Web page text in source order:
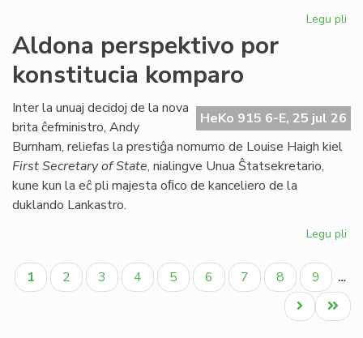
Legu pli
de
Aldona perspektivo por
konstitucia komparo
HeKo 915 6-E, 25 jul 26
Inter la unuaj decidoj de la nova
brita ĉefministro, Andy
Burnham, reliefas la prestiĝa nomumo de Louise Haigh kiel
First Secretary of State, nialingve Unua Ŝtatsekretario,
kune kun la eĉ pli majesta oﬁco de kanceliero de la
duklando Lankastro.
Legu pli
Pagination
Aktuala
paĝo
1 Paĝo
2 Paĝo
3 Paĝo
4 Paĝo
5 Paĝo
6 Paĝo
7 Paĝo
8 Paĝo
9 …
Last
page
Next
page